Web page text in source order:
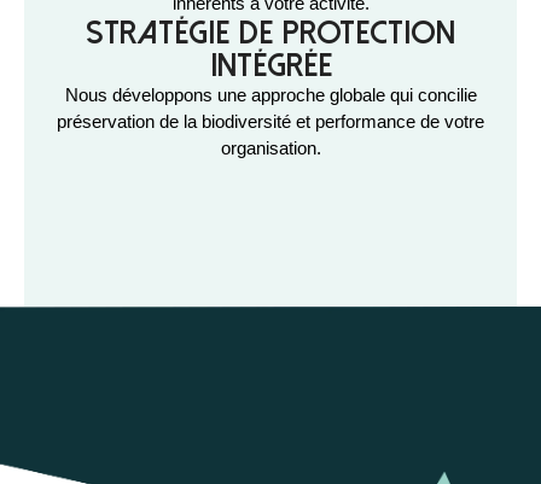
Stratégie de protection
intégrée
Nous développons une approche globale qui concilie
préservation de la biodiversité et performance de votre
organisation.